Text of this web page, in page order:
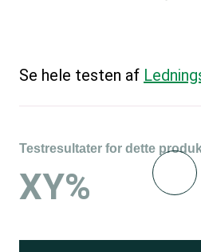
Se hele testen af
Testresultater for dette
XY%